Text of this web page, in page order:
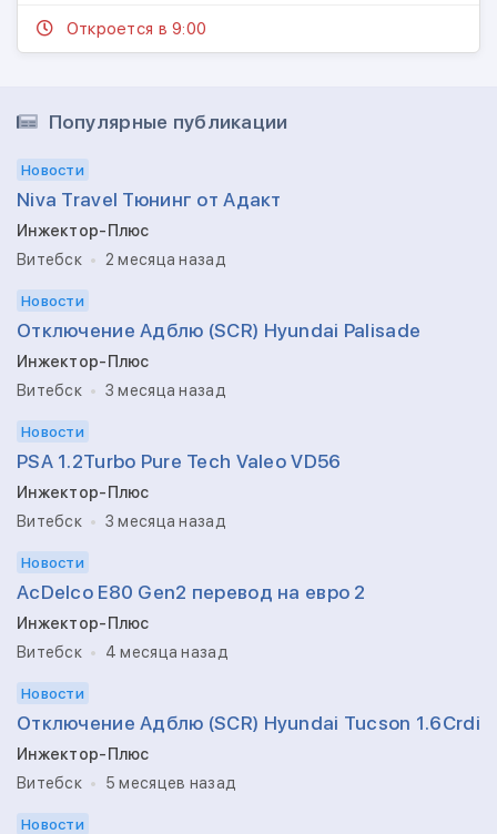
Откроется в 9:00
Популярные публикации
Новости
Niva Travel Тюнинг от Адакт
Инжектор-Плюс
Витебск
2 месяца назад
Новости
Отключение Адблю (SCR) Hyundai Palisade
Инжектор-Плюс
Витебск
3 месяца назад
Новости
PSA 1.2Turbo Pure Tech Valeo VD56
Инжектор-Плюс
Витебск
3 месяца назад
Новости
AcDelco E80 Gen2 перевод на евро 2
Инжектор-Плюс
Витебск
4 месяца назад
Новости
Отключение Адблю (SCR) Hyundai Tucson 1.6Crdi
Инжектор-Плюс
Витебск
5 месяцев назад
Новости